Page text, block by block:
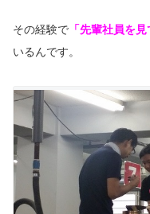
その経験で 「先輩社員を
いるんです。